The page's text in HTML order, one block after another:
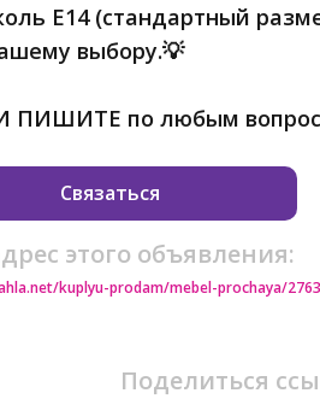
Е14 (стандартный
выбору.💡
ПИШИТЕ по любым
Связаться
этого объявления:
kuplyu-prodam/mebel-prochaya/
Поделиться